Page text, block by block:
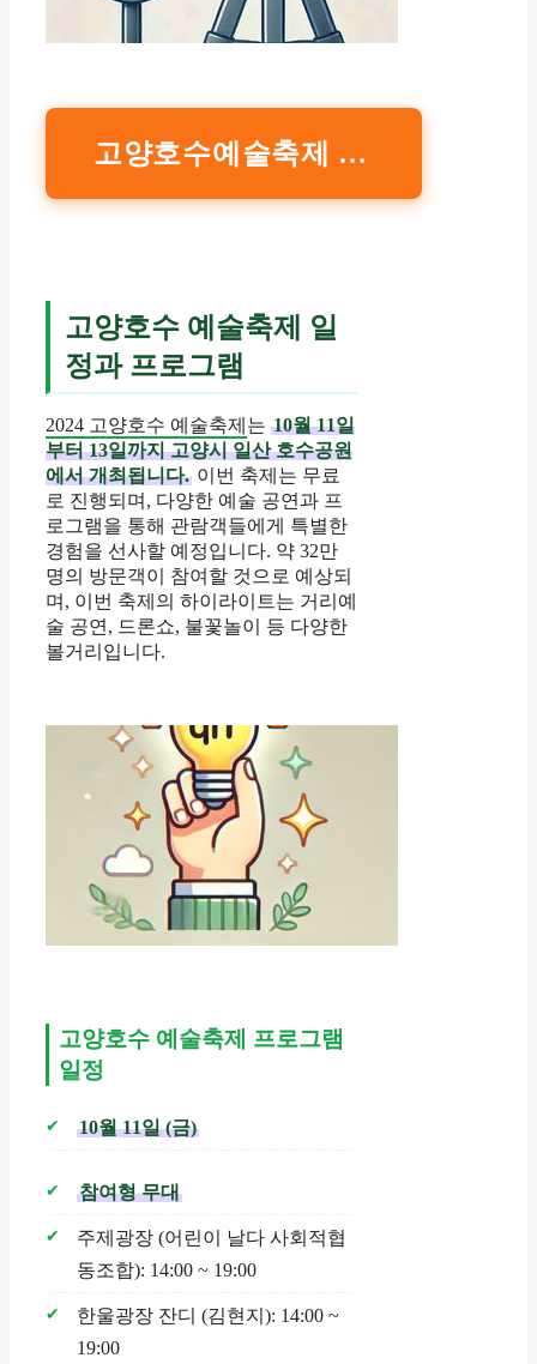
고양호수예술축제 공식홈페이지
고양호수 예술축제 일
정과 프로그램
2024 고양호수 예술축제 는 10월 11일
부터 13일까지 고양시 일산 호수공원
에서 개최됩니다. 이번 축제는 무료
로 진행되며, 다양한 예술 공연과 프
로그램을 통해 관람객들에게 특별한
경험을 선사할 예정입니다. 약 32만
명의 방문객이 참여할 것으로 예상되
며, 이번 축제의 하이라이트는 거리예
술 공연, 드론쇼, 불꽃놀이 등 다양한
볼거리입니다.
고양호수 예술축제 프로그램
일정
10월 11일 (금)
참여형 무대
주제광장 (어린이 날다 사회적협
동조합): 14:00 ~ 19:00
한울광장 잔디 (김현지): 14:00 ~
19:00